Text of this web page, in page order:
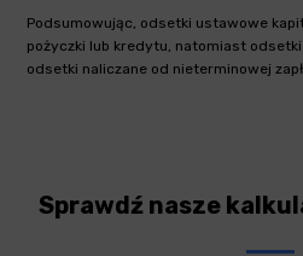
Podsumowując, odsetki ustawowe
pożyczki lub kredytu, natomiast
odsetki naliczane od nieterminowej
Sprawdź nasze